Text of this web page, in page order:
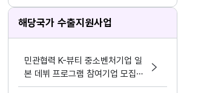
해당국가 수출지원사업
민관협력 K-뷰티 중소벤처기업 일
본 데뷔 프로그램 참여기업 모집공
고